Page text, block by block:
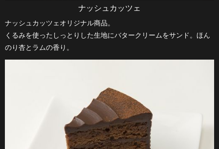
ナッシュカッツェ
ナッシュカッツェオリジナル商品。
くるみを使ったしっとりした生地にバタークリームをサンド。ほん
のり杏とラムの香り。